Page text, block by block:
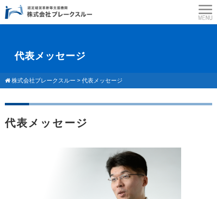
代表メッセージ
株式会社ブレークスルー > 代表メッセージ
代表メッセージ